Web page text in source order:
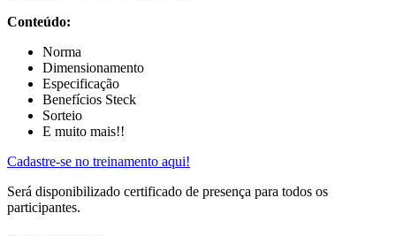
Conteúdo:
Norma
Dimensionamento
Especificação
Benefícios Steck
Sorteio
E muito mais!!
Cadastre-se no treinamento aqui!
Será disponibilizado certificado de presença para todos os
participantes.